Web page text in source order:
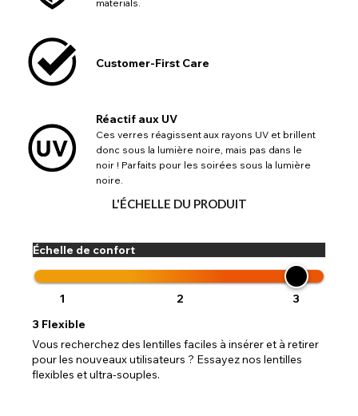
materials.
Customer-First Care
Réactif aux UV
Ces verres réagissent aux rayons UV et brillent
donc sous la lumière noire, mais pas dans le
noir ! Parfaits pour les soirées sous la lumière
noire.
L'ÉCHELLE DU PRODUIT
Échelle de confort
1 2
3
3 Flexible
Vous recherchez des lentilles faciles à insérer et à retirer
pour les nouveaux utilisateurs ? Essayez nos lentilles
flexibles et ultra-souples.
TITLE
Notes
notre site Web
USA - dollar des États-Unis
Europe - euro
Canada - dollar canadien
Australia - dollar australien
Retourner Fermer
Veuillez choisir un pays de destination dans
la liste
AIDE ET INFORMATIONS PAYPAL
Si PayPal affiche le message « Les commandes ne
peuvent pas être livrées dans ce pays », veuillez mettre à
jour votre adresse en complétant tous les champs
disponibles. Les anciennes adresses enregistrées sur
PayPal peuvent ne pas contenir d'informations
poursuivre votre acha